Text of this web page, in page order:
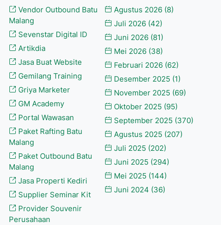
Vendor Outbound Batu
Malang
Sevenstar Digital ID
Artikdia
Jasa Buat Website
Gemilang Training
Griya Marketer
GM Academy
Portal Wawasan
Paket Rafting Batu
Malang
Paket Outbound Batu
Malang
Jasa Properti Kediri
Supplier Seminar Kit
Provider Souvenir
Perusahaan
Agustus 2026 (8)
Juli 2026 (42)
Juni 2026 (81)
Mei 2026 (38)
Februari 2026 (62)
Desember 2025 (1)
November 2025 (69)
Oktober 2025 (95)
September 2025 (370)
Agustus 2025 (207)
Juli 2025 (202)
Juni 2025 (294)
Mei 2025 (144)
Juni 2024 (36)